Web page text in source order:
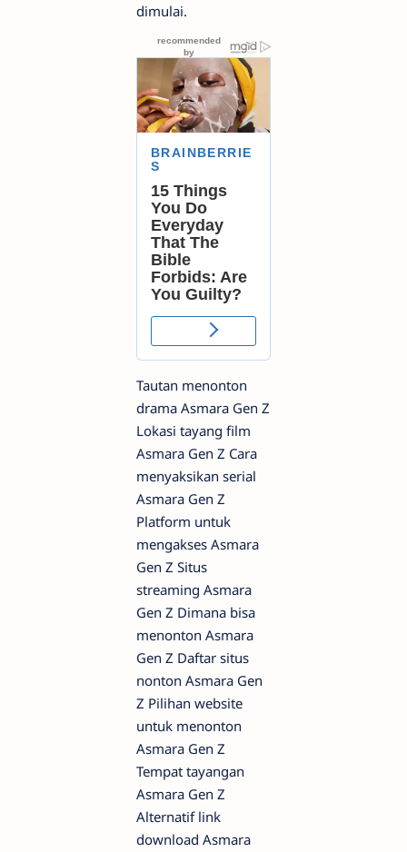
dimulai.
Tautan menonton
drama Asmara Gen Z
Lokasi tayang film
Asmara Gen Z Cara
menyaksikan serial
Asmara Gen Z
Platform untuk
mengakses Asmara
Gen Z Situs
streaming Asmara
Gen Z Dimana bisa
menonton Asmara
Gen Z Daftar situs
nonton Asmara Gen
Z Pilihan website
untuk menonton
Asmara Gen Z
Tempat tayangan
Asmara Gen Z
Alternatif link
download Asmara